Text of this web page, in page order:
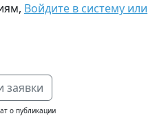
Войдите в систему или
заявки
о публикации